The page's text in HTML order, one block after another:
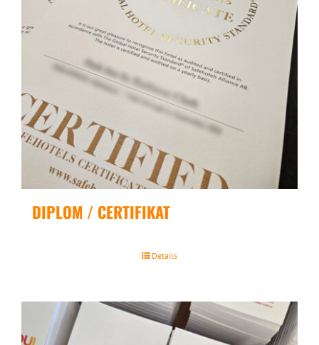
DIPLOM / CERTIFIKAT
Details